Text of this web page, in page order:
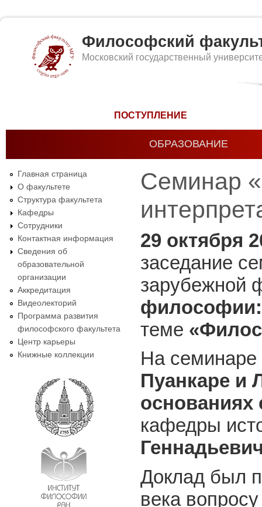
Философский
Московский государственный
ПОСТУПЛЕНИЕ
ОБРАЗОВАНИЕ
Главная страница
О факультете
Структура факультета
Кафедры
Сотрудники
Контактная информация
Сведения об
образовательной
организации
Аккредитация
Видеолекторий
Программа развития
философского факультета
Центр карьеры
Книжные коллекции
Семинар
29 октября
заседание
зарубежной
философии:
теме
На
Пуанкаре и
основаниях
кафедры
Доклад был
века